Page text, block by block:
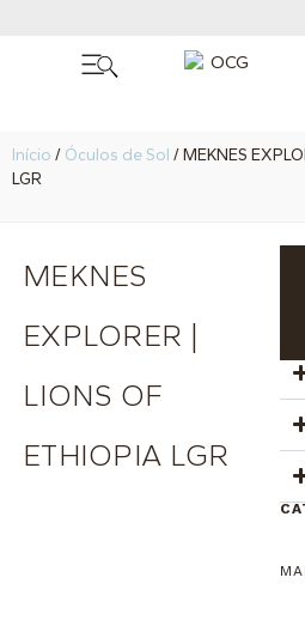
Início / Óculos de Sol / MEKNES
LGR
MEKNES
EXPLORER |
LIONS OF
ETHIOPIA LGR